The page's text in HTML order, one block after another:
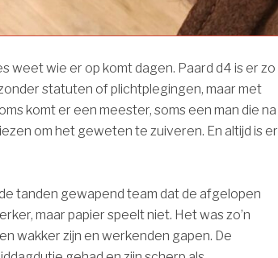
weet wie er op komt dagen. Paard d4 is er zo
statuten of plichtplegingen, maar met
komt er een meester, soms een man die na
om het geweten te zuiveren. En altijd is er
tanden gewapend team dat de afgelopen
maar papier speelt niet. Het was zo’n
wakker zijn en werkenden gapen. De